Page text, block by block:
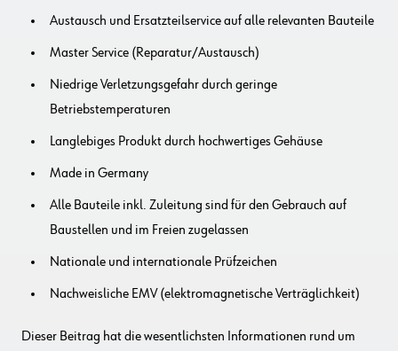
Austausch und Ersatzteilservice auf alle relevanten Bauteile
Master Service (Reparatur/Austausch)
Niedrige Verletzungsgefahr durch geringe
Betriebstemperaturen
Langlebiges Produkt durch hochwertiges Gehäuse
Made in Germany
Alle Bauteile inkl. Zuleitung sind für den Gebrauch auf
Baustellen und im Freien zugelassen
Nationale und internationale Prüfzeichen
Nachweisliche EMV (elektromagnetische Verträglichkeit)
Dieser Beitrag hat die wesentlichsten Informationen rund um